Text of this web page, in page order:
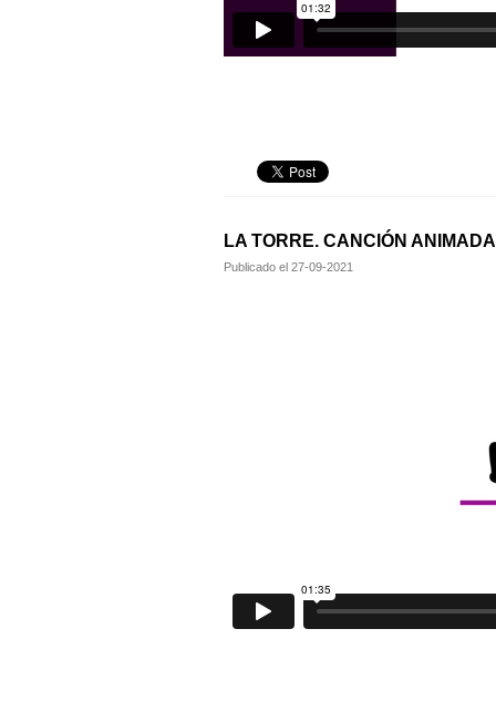
LA TORRE. CANCIÓN ANIMADA
Publicado el 27-09-2021